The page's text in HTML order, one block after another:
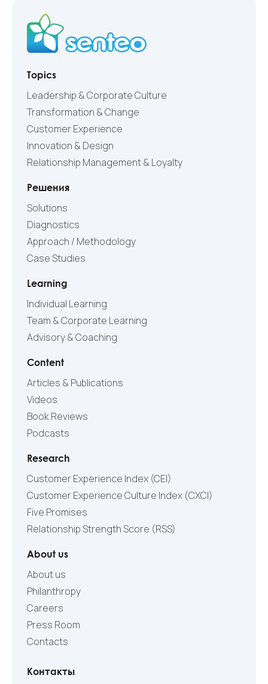
Topics
Leadership & Corporate Culture
Transformation & Change
Customer Experience
Innovation & Design
Relationship Management & Loyalty
Решения
Solutions
Diagnostics
Approach / Methodology
Case Studies
Learning
Individual Learning
Team & Corporate Learning
Advisory & Coaching
Content
Articles & Publications
Videos
Book Reviews
Podcasts
Research
Customer Experience Index (CEI)
Customer Experience Culture Index (СXCI)
Five Promises
Relationship Strength Score (RSS)
About us
About us
Philanthropy
Careers
Press Room
Contacts
Контакты